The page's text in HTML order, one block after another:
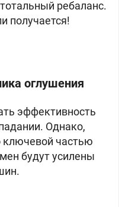
ребаланс.
получается!
оглушения
эффективность
Однако,
ключевой частью
будут усилены